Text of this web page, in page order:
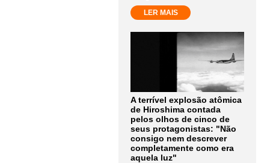
LER MAIS
A terrível explosão atômica
de Hiroshima contada
pelos olhos de cinco de
seus protagonistas: "Não
consigo nem descrever
completamente como era
aquela luz"